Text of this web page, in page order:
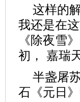
这样的
我还是在
《除夜雪
初， 嘉瑞
半盏屠
石《元日